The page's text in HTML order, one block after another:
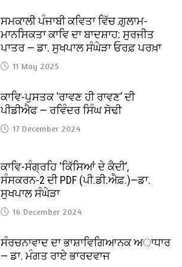
ਸਮਕਾਲੀ ਪੰਜਾਬੀ ਕਵਿਤਾ ਵਿੱਚ ਗ਼ੁਲਾਮ-
ਮਾਨਸਿਕਤਾ ਕਾਵਿ ਦਾ ਬਾਦਸ਼ਾਹ: ਸੁਰਜੀਤ
ਪਾਤਰ — ਡਾ. ਸੁਖਪਾਲ ਸੰਘੇੜਾ ਓਰਫ਼ ਪਰਖ਼ਾ
11 May 2025
ਕਾਵਿ-ਪੁਸਤਕ ‘ਰਾਵਣ ਹੀ ਰਾਵਣ’ ਦੀ
ਪੀਡੀਐਫ — ਰਵਿੰਦਰ ਸਿੰਘ ਸੋਢੀ
17 December 2024
ਕਾਵਿ-ਸੰਗ੍ਰਹਿ ‘ਕਿੱਸਿਆਂ ਦੇ ਕੈਦੀ’,
ਸੰਸਕਰਨ-2 ਦੀ PDF (ਪੀ.ਡੀ.ਐਫ਼.)—ਡਾ.
ਸੁਖਪਾਲ ਸੰਘੇੜਾ
16 December 2024
ਸੰਰਚਨਾਵਾਦ ਦਾ ਭਾਸ਼ਾਵਿਗਿਆਨਕ ਅਾਧਾਰ
— ਡਾ. ਮੰਗਤ ਰਾਏ ਭਾਰਦਵਾਜ